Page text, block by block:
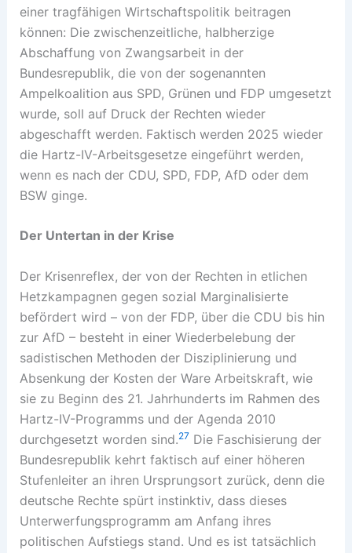
einer tragfähigen Wirtschaftspolitik beitragen
können: Die zwischenzeitliche, halbherzige
Abschaffung von Zwangsarbeit in der
Bundesrepublik, die von der sogenannten
Ampelkoalition aus SPD, Grünen und FDP umgesetzt
wurde, soll auf Druck der Rechten wieder
abgeschafft werden. Faktisch werden 2025 wieder
die Hartz-IV-Arbeitsgesetze eingeführt werden,
wenn es nach der CDU, SPD, FDP, AfD oder dem
BSW ginge.
Der Untertan in der Krise
Der Krisenreflex, der von der Rechten in etlichen
Hetzkampagnen gegen sozial Marginalisierte
befördert wird – von der FDP, über die CDU bis hin
zur AfD – besteht in einer Wiederbelebung der
sadistischen Methoden der Disziplinierung und
Absenkung der Kosten der Ware Arbeitskraft, wie
sie zu Beginn des 21. Jahrhunderts im Rahmen des
Hartz-IV-Programms und der Agenda 2010
durchgesetzt worden sind.27 Die Faschisierung der
Bundesrepublik kehrt faktisch auf einer höheren
Stufenleiter an ihren Ursprungsort zurück, denn die
deutsche Rechte spürt instinktiv, dass dieses
Unterwerfungsprogramm am Anfang ihres
politischen Aufstiegs stand. Und es ist tatsächlich